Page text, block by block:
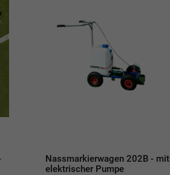
Nassmarkierwagen 202B - mit
elektrischer Pumpe